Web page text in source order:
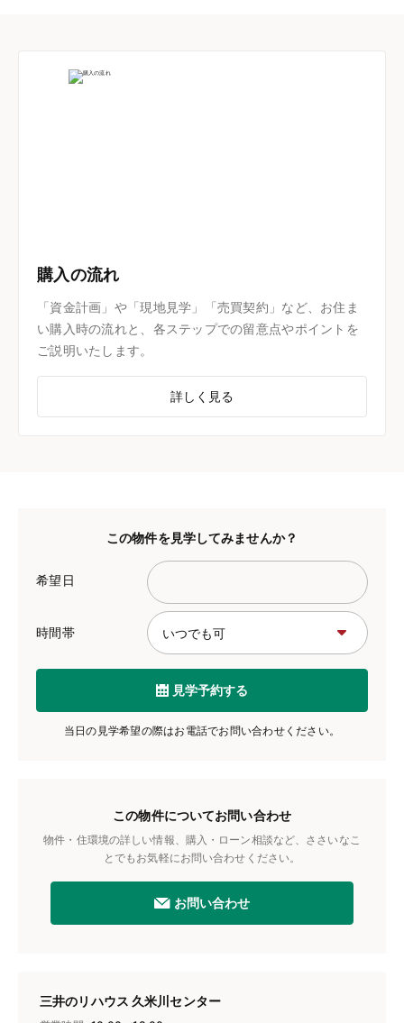
購入の流れ
「資金計画」や「現地見学」「売買契約」など、お住ま
い購入時の流れと、各ステップでの留意点やポイントを
ご説明いたします。
詳しく見る
この物件を見学してみませんか？
希望日
時間帯
見学予約する
当日の見学希望の際はお電話でお問い合わせください。
この物件についてお問い合わせ
物件・住環境の詳しい情報、購入・ローン相談など、ささいなこ
とでもお気軽にお問い合わせください。
お問い合わせ
三井のリハウス 久米川センター